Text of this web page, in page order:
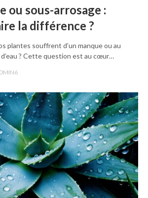
ou sous-arrosage :
la différence ?
plantes souffrent d’un manque ou au
? Cette question est au cœur…